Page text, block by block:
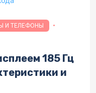
И ТЕЛЕФОНЫ
185 Гц
и